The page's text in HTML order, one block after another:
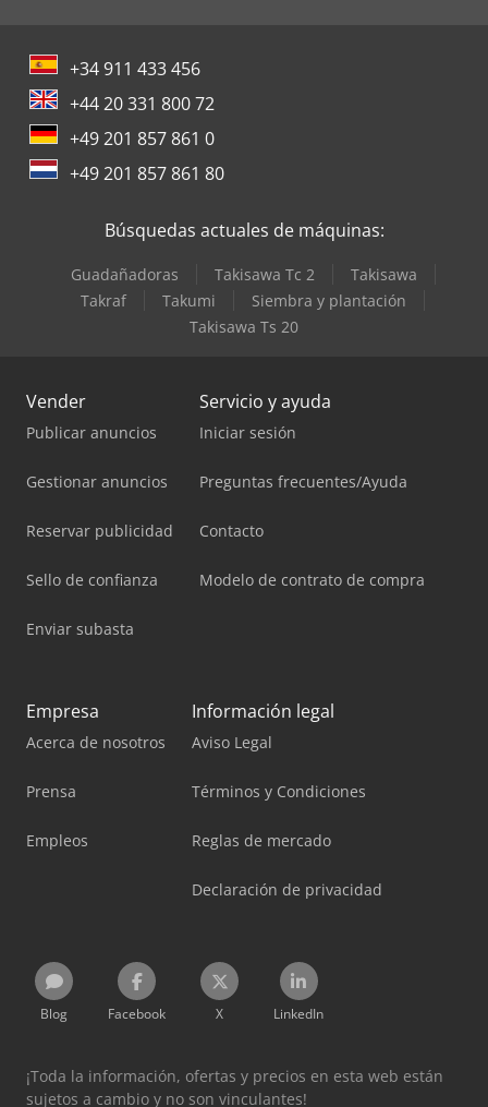
+34 911 433 456
+44 20 331 800 72
+49 201 857 861 0
+49 201 857 861 80
Búsquedas actuales de máquinas:
Guadañadoras Takisawa Tc 2
Takisawa
Takraf
Takumi
Siembra y plantación
Takisawa Ts 20
Vender
Publicar anuncios
Gestionar anuncios
Reservar publicidad
Sello de confianza
Enviar subasta
Servicio y ayuda
Iniciar sesión
Preguntas frecuentes/Ayuda
Contacto
Modelo de contrato de compra
Empresa
Acerca de nosotros
Prensa
Empleos
Información legal
Aviso Legal
Términos y Condiciones
Reglas de mercado
Declaración de privacidad
Blog Facebook X LinkedIn
¡Toda la información, ofertas y precios en esta web están
sujetos a cambio y no son vinculantes!